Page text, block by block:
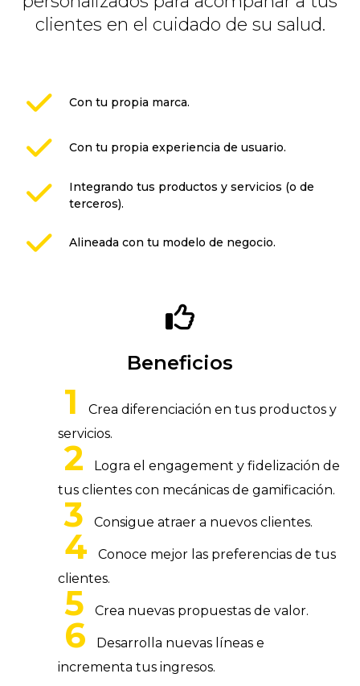
clientes en el cuidado de su salud.
Con tu propia marca.
Con tu propia experiencia de usuario.
Integrando tus productos y servicios (o de
terceros).
Alineada con tu modelo de negocio.
Beneficios
Crea diferenciación en tus productos y
servicios.
Logra el engagement y fidelización de
tus clientes con mecánicas de gamificación.
Consigue atraer a nuevos clientes.
Conoce mejor las preferencias de tus
clientes.
Crea nuevas propuestas de valor.
Desarrolla nuevas líneas e
incrementa tus ingresos.